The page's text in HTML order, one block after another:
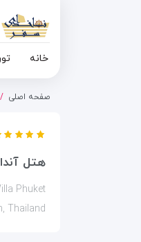
خانه
صفحه اصلی
هتل
Phuket
Thailand